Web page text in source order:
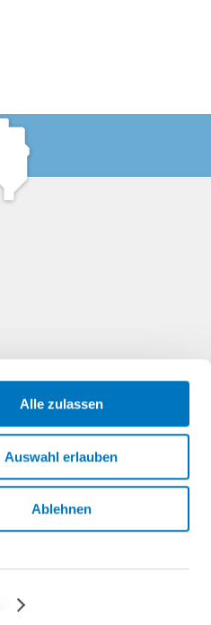
Alle zulassen
Auswahl erlauben
Ablehnen